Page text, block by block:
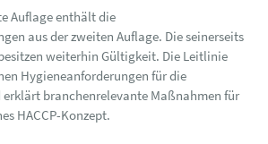
Auflage enthält die
aus der zweiten Auflage. Die seinerseits
weiterhin Gültigkeit. Die Leitlinie
Hygieneanforderungen für die
branchenrelevante Maßnahmen für
HACCP-Konzept.